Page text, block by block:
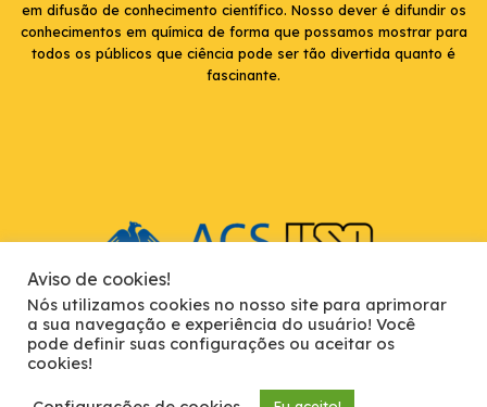
em difusão de conhecimento científico. Nosso dever é difundir os
conhecimentos em química de forma que possamos mostrar para
todos os públicos que ciência pode ser tão divertida quanto é
fascinante.
USP Instituto de Química de São Carlos. Av. Trab. São Carlense, 400 -
Parque Arnold Schimidt, São Carlos - SP, 13566-590
Aviso de cookies!
Nós utilizamos cookies no nosso site para aprimorar
a sua navegação e experiência do usuário! Você
pode definir suas configurações ou aceitar os
cookies!